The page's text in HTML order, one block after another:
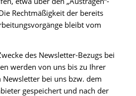
Rechtmäßigkeit der bereits
bleibt vom
des Newsletter-Bezugs bei
werden von uns bis zu Ihrer
Newsletter bei uns bzw. dem
gespeichert und nach der